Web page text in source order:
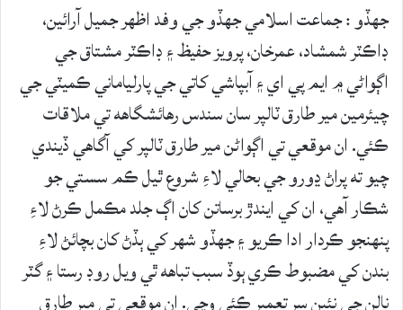
جهڏو : جماعت اسلامي جهڏو جي وفد اظهر جميل آرائين،
ڊاڪٽر شمشاد، عمرخان، پرويز حفيظ ۽ ڊاڪٽر مشتاق جي
اڳواڻي ۾ ايم پي اي ۽ آبپاشي کاتي جي پارلياماني ڪميٽي جي
چيئرمين مير طارق ٽالپر سان سندس رهائشگاهه تي ملاقات
ڪئي. ان موقعي تي اڳواڻن مير طارق ٽالپر کي آگاهي ڏيندي
چيو ته پراڻ ڍورو جي بحالي لاءِ شروع ٿيل ڪم سستي جو
شڪار آهي، ان کي ايندڙ برساتن کان اڳ جلد مڪمل ڪرڻ لاءِ
پنهنجو ڪردار ادا ڪريو ۽ جهڏو شهر کي ٻڏڻ کان بچائڻ لاءِ
بندن کي مضبوط ڪري ٻوڏ سبب تباهه ٿي ويل روڊ رستا ۽ گٽر
نالن جي نئين سر تعمير ڪئي وڃي. ان موقعي تي مير طارق